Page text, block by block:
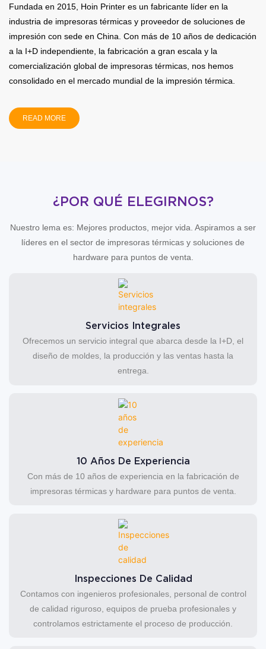
Fundada en 2015, Hoin Printer es un fabricante líder en la
industria de impresoras térmicas y proveedor de soluciones de
impresión con sede en China. Con más de 10 años de dedicación
a la I+D independiente, la fabricación a gran escala y la
comercialización global de impresoras térmicas, nos hemos
consolidado en el mercado mundial de la impresión térmica.
READ MORE
¿POR QUÉ ELEGIRNOS?
Nuestro lema es: Mejores productos, mejor vida. Aspiramos a ser
líderes en el sector de impresoras térmicas y soluciones de
hardware para puntos de venta.
Servicios Integrales
Ofrecemos un servicio integral que abarca desde la I+D, el
diseño de moldes, la producción y las ventas hasta la
entrega.
10 Años De Experiencia
Con más de 10 años de experiencia en la fabricación de
impresoras térmicas y hardware para puntos de venta.
Inspecciones De Calidad
Contamos con ingenieros profesionales, personal de control
de calidad riguroso, equipos de prueba profesionales y
controlamos estrictamente el proceso de producción.